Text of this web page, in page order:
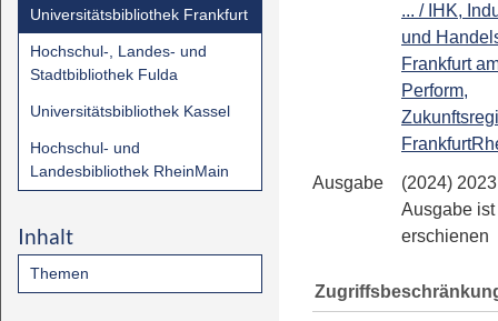
Universitätsbibliothek Frankfurt
Hochschul-, Landes- und
Stadtbibliothek Fulda
Universitätsbibliothek Kassel
Hochschul- und
Landesbibliothek RheinMain
Inhalt
Themen
... / IHK,
und
Frankfurt
Perform,
Ausgabe
(2024)
Ausgabe
erschienen